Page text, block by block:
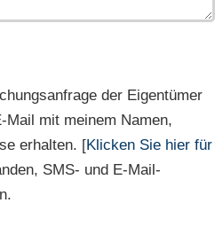
der Eigentümer
Mail mit meinem Namen,
erhalten. [Klicken Sie hier für
SMS- und E-Mail-